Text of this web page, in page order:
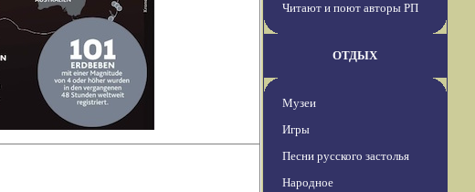
Читают и поют авторы РП
ОТДЫХ
Музеи
Игры
Песни русского застолья
Народное